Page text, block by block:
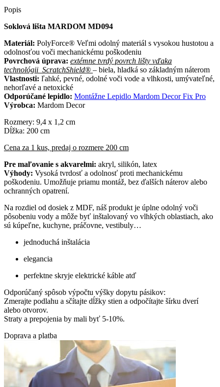
Popis
Soklová lišta MARDOM MD094
Materiál: PolyForce® Veľmi odolný materiál s vysokou hustotou a
odolnosťou voči mechanickému poškodeniu
Povrchová úprava: extémne tvrdý povrch lišty vďaka
technológii ScratchShield® – biela, hladká so základným náterom
Vlastnosti: ľahké, pevné, odolné voči vode a vlhkosti, umývateľné,
nehorľavé a netoxické
Odporúčané lepidlo: Montážne Lepidlo Mardom Decor Fix Pro
Výrobca: Mardom Decor
Rozmery: 9,4 x 1,2 cm
Dĺžka: 200 cm
Cena za 1 kus, predaj o rozmere 200 cm
Pre maľovanie s akvarelmi: akryl, silikón, latex
Výhody: Vysoká tvrdosť a odolnosť proti mechanickému
poškodeniu. Umožňuje priamu montáž, bez ďalších náterov alebo
ochranných opatrení.
Na rozdiel od dosiek z MDF, náš produkt je úplne odolný voči
pôsobeniu vody a môže byť inštalovaný vo vlhkých oblastiach, ako
sú kúpeľne, kuchyne, práčovne, vestibuly…
jednoduchá inštalácia
elegancia
perfektne skryje elektrické káble atď
Odporúčaný spôsob výpočtu výšky dopytu pásikov:
Zmerajte podlahu a sčítajte dĺžky stien a odpočítajte šírku dverí
alebo otvorov.
Straty a prepojenia by mali byť 5-10%.
Doprava a platba